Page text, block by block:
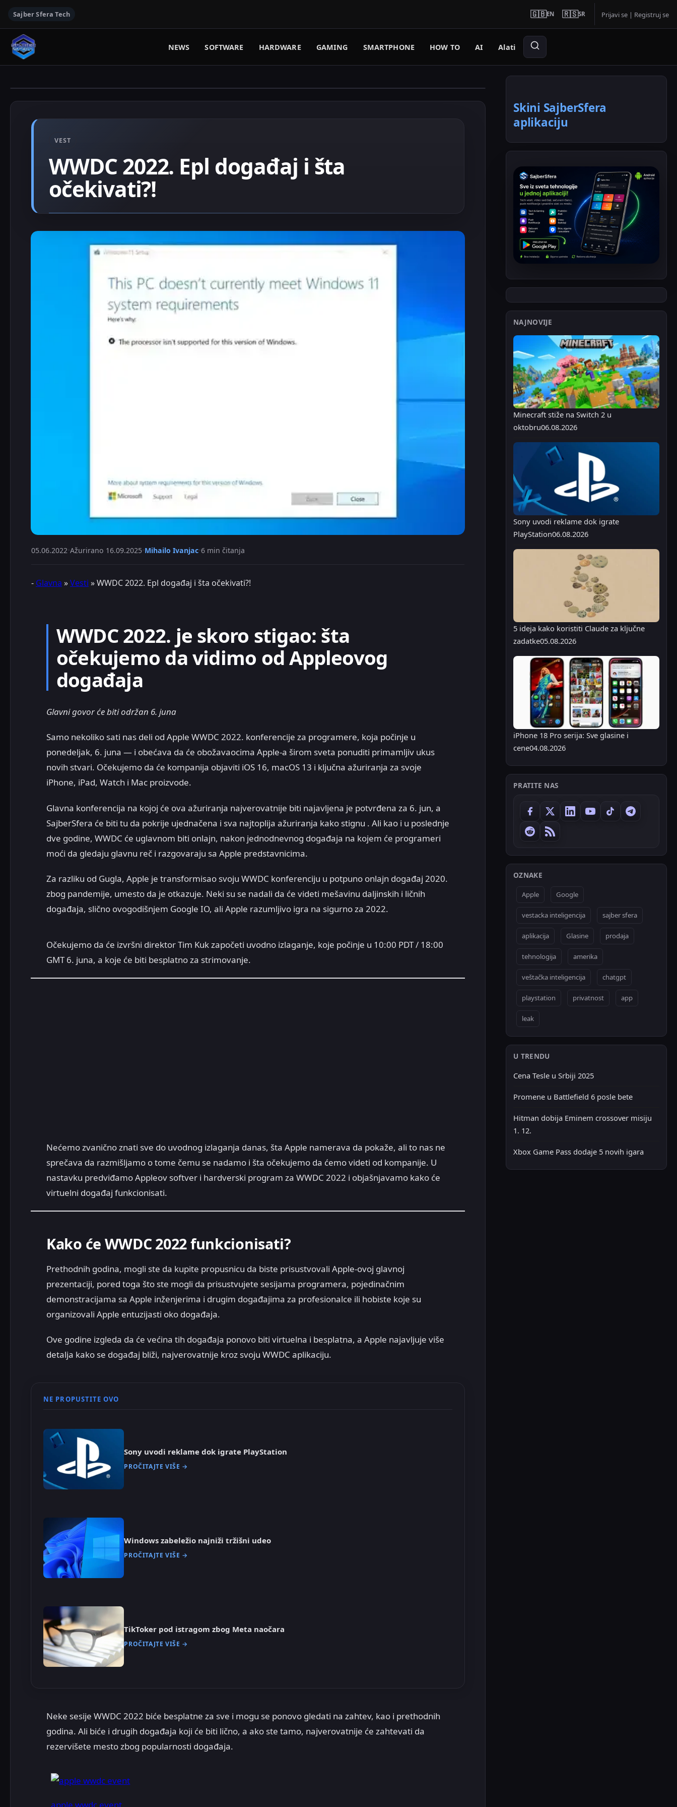
Sajber Sfera Tech 🇬🇧EN 🇷🇸SR Prijavi se | Registruj se
NEWS SOFTWARE HARDWARE GAMING SMARTPHONE HOW TO AI Alati
VEST
WWDC 2022. Epl događaj i šta
očekivati?!
05.06.2022 Ažurirano 16.09.2025 Mihailo Ivanjac 6 min čitanja
- Glavna »Vesti »WWDC 2022. Epl događaj i šta očekivati?!
WWDC 2022. je skoro stigao: šta
očekujemo da vidimo od Appleovog
događaja
Glavni govor će biti održan 6. juna
Samo nekoliko sati nas deli od Apple WWDC 2022. konferencije za programere, koja počinje u
ponedeljak, 6. juna — i obećava da će obožavaocima Apple-a širom sveta ponuditi primamljiv ukus
novih stvari. Očekujemo da će kompanija objaviti iOS 16, macOS 13 i ključna ažuriranja za svoje
iPhone, iPad, Watch i Mac proizvode.
Glavna konferencija na kojoj će ova ažuriranja najverovatnije biti najavljena je potvrđena za 6. jun, a
SajberSfera će biti tu da pokrije ujednačena i sva najtoplija ažuriranja kako stignu . Ali kao i u poslednje
dve godine, WWDC će uglavnom biti onlajn, nakon jednodnevnog događaja na kojem će programeri
moći da gledaju glavnu reč i razgovaraju sa Apple predstavnicima.
Za razliku od Gugla, Apple je transformisao svoju WWDC konferenciju u potpuno onlajn događaj 2020.
zbog pandemije, umesto da je otkazuje. Neki su se nadali da će videti mešavinu daljinskih i ličnih
događaja, slično ovogodišnjem Google IO, ali Apple razumljivo igra na sigurno za 2022.
Očekujemo da će izvršni direktor Tim Kuk započeti uvodno izlaganje, koje počinje u 10:00 PDT / 18:00
GMT 6. juna, a koje će biti besplatno za strimovanje.
Nećemo zvanično znati sve do uvodnog izlaganja danas, šta Apple namerava da pokaže, ali to nas ne
sprečava da razmišljamo o tome čemu se nadamo i šta očekujemo da ćemo videti od kompanije. U
nastavku predviđamo Appleov softver i hardverski program za WWDC 2022 i objašnjavamo kako će
virtuelni događaj funkcionisati.
Kako će WWDC 2022 funkcionisati?
Prethodnih godina, mogli ste da kupite propusnicu da biste prisustvovali Apple-ovoj glavnoj
prezentaciji, pored toga što ste mogli da prisustvujete sesijama programera, pojedinačnim
demonstracijama sa Apple inženjerima i drugim događajima za profesionalce ili hobiste koje su
organizovali Apple entuzijasti oko događaja.
Ove godine izgleda da će većina tih događaja ponovo biti virtuelna i besplatna, a Apple najavljuje više
detalja kako se događaj bliži, najverovatnije kroz svoju WWDC aplikaciju.
NE PROPUSTITE OVO
Sony uvodi reklame dok igrate PlayStation
PROČITAJTE VIŠE →
Windows zabeležio najniži tržišni udeo
PROČITAJTE VIŠE →
TikToker pod istragom zbog Meta naočara
PROČITAJTE VIŠE →
Neke sesije WWDC 2022 biće besplatne za sve i mogu se ponovo gledati na zahtev, kao i prethodnih
godina. Ali biće i drugih događaja koji će biti lično, a ako ste tamo, najverovatnije će zahtevati da
rezervišete mesto zbog popularnosti događaja.
Skini SajberSfera
aplikaciju
NAJNOVIJE
Minecraft stiže na Switch 2 u
oktobru06.08.2026
Sony uvodi reklame dok igrate
PlayStation06.08.2026
5 ideja kako koristiti Claude za ključne
zadatke05.08.2026
iPhone 18 Pro serija: Sve glasine i
cene04.08.2026
PRATITE NAS
OZNAKE
Apple Google
vestacka inteligencija sajber sfera
aplikacija Glasine prodaja
tehnologija amerika
veštačka inteligencija chatgpt
playstation privatnost app
leak
U TRENDU
Cena Tesle u Srbiji 2025
Promene u Battlefield 6 posle bete
Hitman dobija Eminem crossover misiju
1. 12.
Xbox Game Pass dodaje 5 novih igara